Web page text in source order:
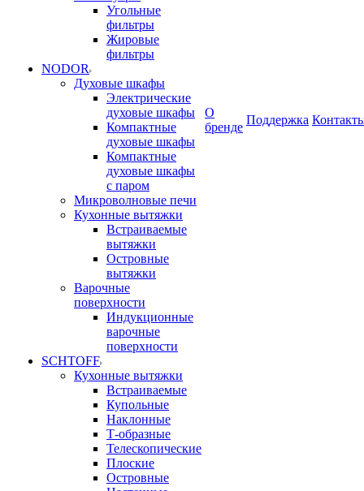
Угольные
фильтры
Жировые
фильтры
NODOR
Духовые шкафы
Электрические
духовые шкафы
Компактные
духовые шкафы
Компактные
духовые шкафы
с паром
Микроволновые печи
Кухонные вытяжки
Встраиваемые
вытяжки
Островные
вытяжки
Варочные
поверхности
Индукционные
варочные
поверхности
SCHTOFF
Кухонные вытяжки
Встраиваемые
Купольные
Наклонные
Т-образные
Телескопические
Плоские
Островные
О
бренде
Поддержка